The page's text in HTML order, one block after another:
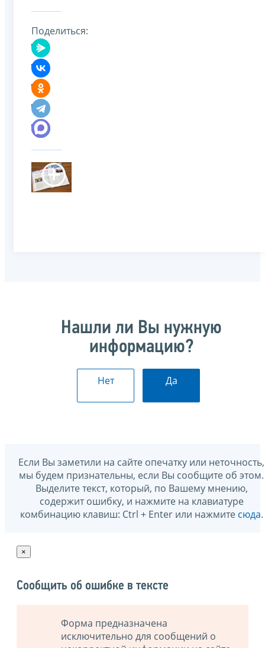
Поделиться:
Нашли ли Вы нужную
информацию?
Нет Да
Если Вы заметили на сайте опечатку или неточность,
мы будем признательны, если Вы сообщите об этом.
Выделите текст, который, по Вашему мнению,
содержит ошибку, и нажмите на клавиатуре
комбинацию клавиш: Ctrl + Enter или нажмите сюда.
×
Сообщить об ошибке в тексте
Форма предназначена
исключительно для сообщений о